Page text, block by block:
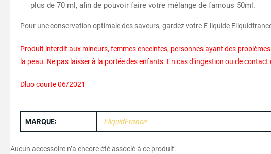
plus de 70 ml, afin de pouvoir faire votre mélange de famous 50ml.
Pour une conservation optimale des saveurs, gardez votre E-liquide
Produit interdit aux mineurs, femmes enceintes, personnes ayant des
la peau. Ne pas laisser à la portée des enfants. En cas d’ingestion ou de
Dluo courte 06/2021
MARQUE: EliquidFrance
Aucun accessoire n’a encore été associé à ce produit.